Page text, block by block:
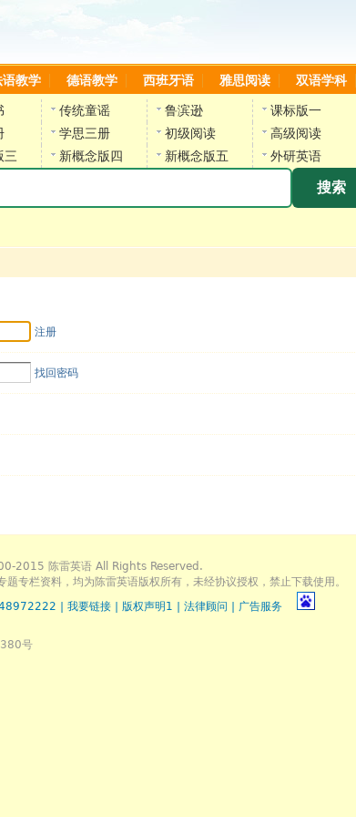
语教学 德语教学 西班牙语 雅思阅读 双语学科
传统童谣 鲁滨逊 课标版一
学思三册 初级阅读 高级阅读
三 新概念版四 新概念版五 外研英语
搜索
雷英语副网站
注册
找回密码
2015 陈雷英语 All Rights Reserved.
专栏资料，均为陈雷英语版权所有，未经协议授权，禁止下载使用。
我要链接 版权声明1 法律顾问 广告服务
号